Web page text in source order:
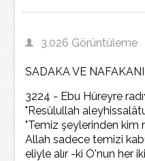
3.026 Görüntüleme
SADAKA VE
3224 - Ebu Hüreyre
"Resûlullah
"Temiz şeylerinden kim
Allah sadece temizi
eliyle alır -ki O'nun her